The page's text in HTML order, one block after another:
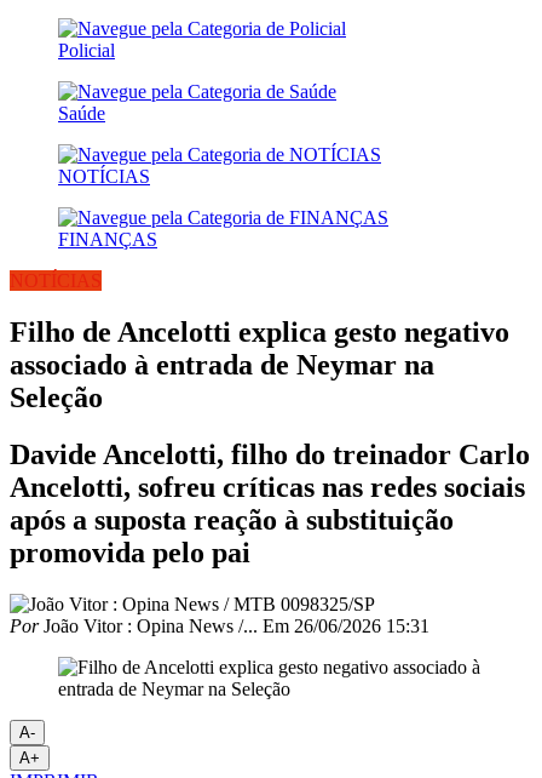
Policial
Saúde
NOTÍCIAS
FINANÇAS
NOTÍCIAS
Filho de Ancelotti explica gesto negativo
associado à entrada de Neymar na
Seleção
Davide Ancelotti, filho do treinador Carlo
Ancelotti, sofreu críticas nas redes sociais
após a suposta reação à substituição
promovida pelo pai
PorJoão Vitor : Opina News /... Em 26/06/2026 15:31
A-
A+